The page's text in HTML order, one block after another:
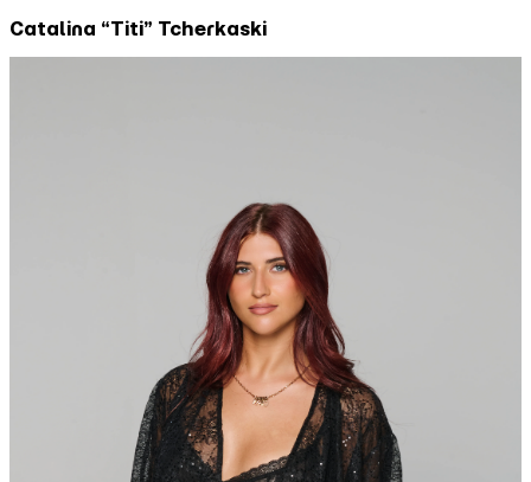
Catalina “Titi” Tcherkaski